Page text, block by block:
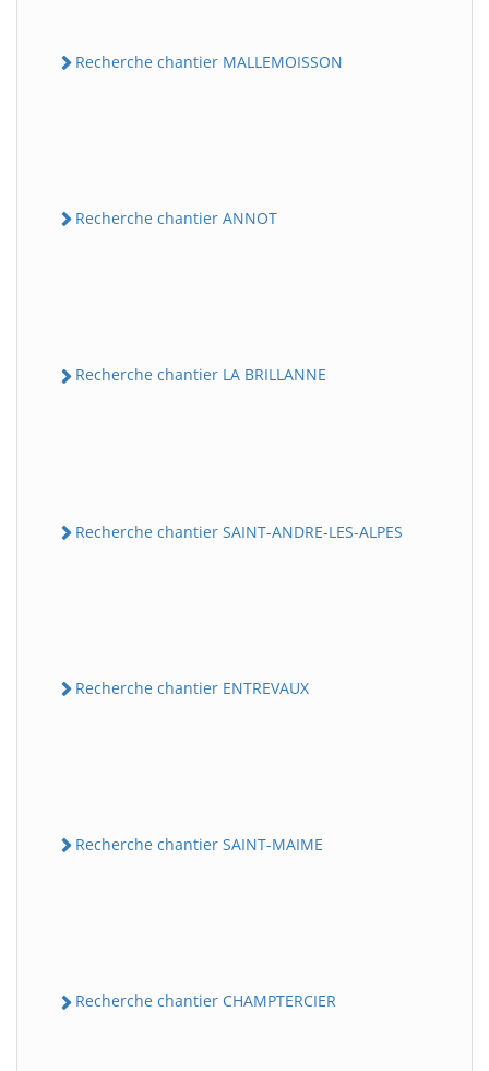
Recherche chantier MALLEMOISSON
Recherche chantier ANNOT
Recherche chantier LA BRILLANNE
Recherche chantier SAINT-ANDRE-LES-ALPES
Recherche chantier ENTREVAUX
Recherche chantier SAINT-MAIME
Recherche chantier CHAMPTERCIER